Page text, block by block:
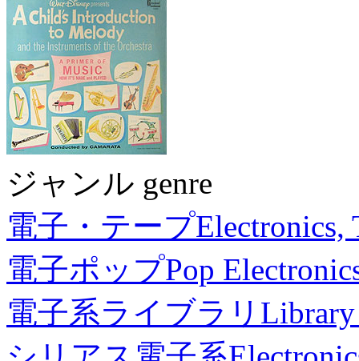
ジャンル genre
電子・テープElectronics,
電子ポップPop
電子系ライブラリ